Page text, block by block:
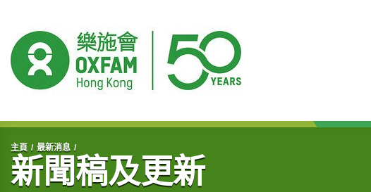
開始主要內容
主頁 最新消息
新聞稿及更新